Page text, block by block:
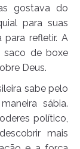
gostava do
para suas
refletir. A
saco de boxe
Deus.
sabe pelo
sábia.
político,
mais